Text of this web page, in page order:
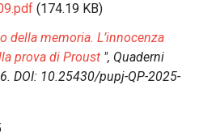
(174.19 KB)
della memoria. L’innocenza
prova di Proust ", Quaderni
DOI: 10.25430/pupj-QP-2025-